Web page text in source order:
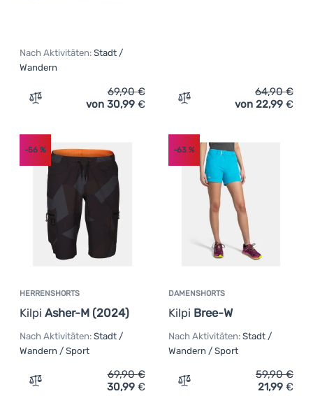
Nach Aktivitäten: Stadt /
Wandern
Zum Vergleich 'Herrenshorts Kilpi Navia-M (2024)'
69,90€
von 30,99 € Zum Vergleich
64,90€
von 22,99 €
HERRENSHORTS
Kilpi Asher-M (2024)
-56 %
Nach Aktivitäten: Stadt /
Wandern / Sport
Zum Vergleich 'Herrenshorts Kilpi Asher-M (2024)'
69,90€
30,99 €
DAMENSHORTS
Kilpi Bree-W
-63%
Nach Aktivitäten: Stadt /
Wandern / Sport
Zum Vergleich
59,90€
21,99 €